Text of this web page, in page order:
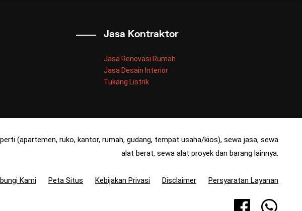
Jasa Kontraktor
Jasa Renovasi Rumah
Jasa Desain Interior
Tukang Listrik
(apartemen, ruko, kantor, rumah, gudang, tempat usaha/kios), sewa jasa, sewa
alat berat, sewa alat proyek dan barang lainnya.
Kami Peta Situs Kebijakan Privasi Disclaimer Persyaratan Layanan